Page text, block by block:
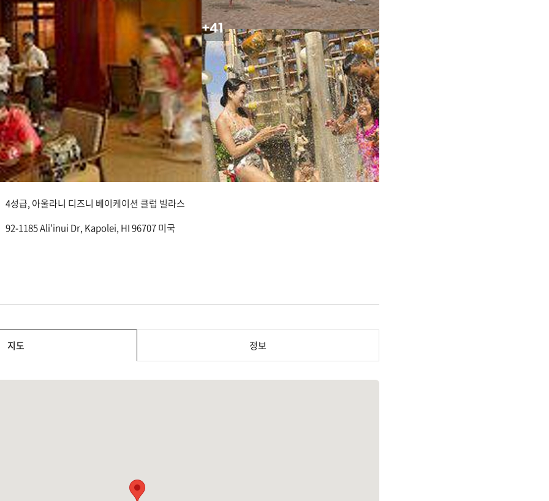
+41
4성급, 아울라니 디즈니 베이케이션 클럽 빌라스
92-1185 Ali'inui Dr, Kapolei, HI 96707 미국
지도 정보